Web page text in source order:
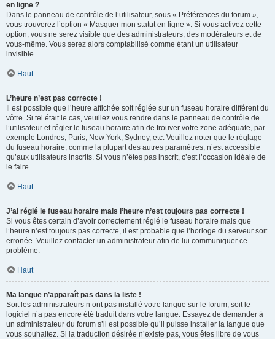
en ligne ?
Dans le panneau de contrôle de l’utilisateur, sous « Préférences du forum »,
vous trouverez l’option « Masquer mon statut en ligne ». Si vous activez cette
option, vous ne serez visible que des administrateurs, des modérateurs et de
vous-même. Vous serez alors comptabilisé comme étant un utilisateur
invisible.
Haut
L’heure n’est pas correcte !
Il est possible que l’heure affichée soit réglée sur un fuseau horaire différent du
vôtre. Si tel était le cas, veuillez vous rendre dans le panneau de contrôle de
l’utilisateur et régler le fuseau horaire afin de trouver votre zone adéquate, par
exemple Londres, Paris, New York, Sydney, etc. Veuillez noter que le réglage
du fuseau horaire, comme la plupart des autres paramètres, n’est accessible
qu’aux utilisateurs inscrits. Si vous n’êtes pas inscrit, c’est l’occasion idéale de
le faire.
Haut
J’ai réglé le fuseau horaire mais l’heure n’est toujours pas correcte !
Si vous êtes certain d’avoir correctement réglé le fuseau horaire mais que
l’heure n’est toujours pas correcte, il est probable que l’horloge du serveur soit
erronée. Veuillez contacter un administrateur afin de lui communiquer ce
problème.
Haut
Ma langue n’apparaît pas dans la liste !
Soit les administrateurs n’ont pas installé votre langue sur le forum, soit le
logiciel n’a pas encore été traduit dans votre langue. Essayez de demander à
un administrateur du forum s’il est possible qu’il puisse installer la langue que
vous souhaitez. Si la traduction désirée n’existe pas, vous êtes libre de vous